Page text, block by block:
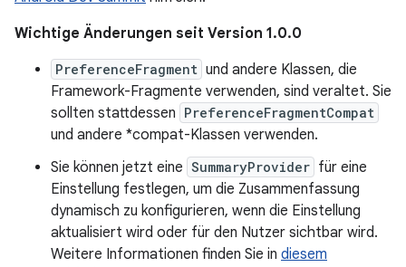
Wichtige Änderungen seit Version 1.0.0
PreferenceFragment und andere Klassen, die
Framework-Fragmente verwenden, sind veraltet. Sie
sollten stattdessen PreferenceFragmentCompat
und andere *compat-Klassen verwenden.
Sie können jetzt eine SummaryProvider für eine
Einstellung festlegen, um die Zusammenfassung
dynamisch zu konfigurieren, wenn die Einstellung
aktualisiert wird oder für den Nutzer sichtbar wird.
Weitere Informationen finden Sie in diesem